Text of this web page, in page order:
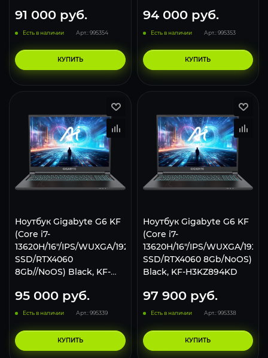
91 000 руб.
Есть в наличии Арт.: 995354
КУПИТЬ
NH.QN8CD.006
94 000руб.
Есть в наличии Арт.: 995353
КУПИТЬ
Ноутбук Gigabyte G6 KF
(Core i7-
13620H/16"/IPS/WUXGA/1920x1200/165Hz/16Gb/512Gb
SSD/RTX4060
8Gb//NoOS) Black, KF-
95 000 руб.
Есть в наличии Арт.: 995339
КУПИТЬ
Ноутбук Gigabyte G6 KF
(Core i7-
13620H/16"/IPS/WUXGA/
SSD/RTX4060 8Gb/NoOS)
Black, KF-H3KZ894KD
97 900руб.
Есть в наличии Арт.: 995338
КУПИТЬ